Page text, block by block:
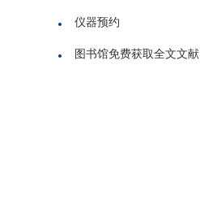
仪器预约
图书馆免费获取全文文献